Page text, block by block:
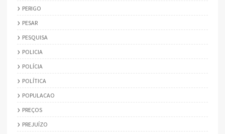
PERIGO
PESAR
PESQUISA
POLICIA
POLÍCIA
POLÍTICA
POPULACAO
PREÇOS
PREJUÍZO